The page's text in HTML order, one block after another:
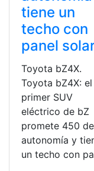
tiene un
techo con
panel
Toyota bZ4X.
Toyota bZ4X: el
primer SUV
eléctrico de bZ
promete 450 de
autonomía y
un techo con